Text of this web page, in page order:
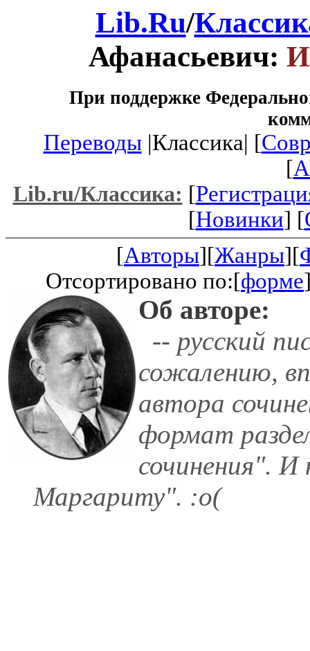
Lib.Ru/
Афанасьевич:
При поддержке
Переводы|Классика| [
[
Lib.ru/Классика: [
[Новинки] [
[Авторы][Жанры][
Отсортировано по:[форме
Об авторе:
-- русский
сожалению,
автора
формат
сочинения".
Маргариту". :о(